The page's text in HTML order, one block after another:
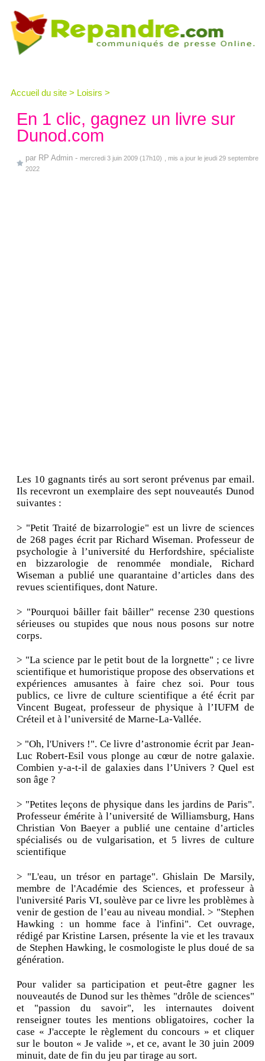
Accueil du site > Loisirs >
En 1 clic, gagnez un livre sur
Dunod.com
par RP Admin - mercredi 3 juin 2009 (17h10)
, mis a jour le jeudi 29 septembre
2022
Les 10 gagnants tirés au sort seront prévenus par email.
Ils recevront un exemplaire des sept nouveautés Dunod
suivantes :
> "Petit Traité de bizarrologie" est un livre de sciences
de 268 pages écrit par Richard Wiseman. Professeur de
psychologie à l’université du Herfordshire, spécialiste
en bizzarologie de renommée mondiale, Richard
Wiseman a publié une quarantaine d’articles dans des
revues scientifiques, dont Nature.
> "Pourquoi bâiller fait bâiller" recense 230 questions
sérieuses ou stupides que nous nous posons sur notre
corps.
> "La science par le petit bout de la lorgnette" ; ce livre
scientifique et humoristique propose des observations et
expériences amusantes à faire chez soi. Pour tous
publics, ce livre de culture scientifique a été écrit par
Vincent Bugeat, professeur de physique à l’IUFM de
Créteil et à l’université de Marne-La-Vallée.
> "Oh, l'Univers !". Ce livre d’astronomie écrit par Jean-
Luc Robert-Esil vous plonge au cœur de notre galaxie.
Combien y-a-t-il de galaxies dans l’Univers ? Quel est
son âge ?
> "Petites leçons de physique dans les jardins de Paris".
Professeur émérite à l’université de Williamsburg, Hans
Christian Von Baeyer a publié une centaine d’articles
spécialisés ou de vulgarisation, et 5 livres de culture
scientifique
> "L'eau, un trésor en partage". Ghislain De Marsily,
membre de l'Académie des Sciences, et professeur à
l'université Paris VI, soulève par ce livre les problèmes à
venir de gestion de l’eau au niveau mondial. > "Stephen
Hawking : un homme face à l'infini". Cet ouvrage,
rédigé par Kristine Larsen, présente la vie et les travaux
de Stephen Hawking, le cosmologiste le plus doué de sa
génération.
Pour valider sa participation et peut-être gagner les
nouveautés de Dunod sur les thèmes "drôle de sciences"
et "passion du savoir", les internautes doivent
renseigner toutes les mentions obligatoires, cocher la
case « J'accepte le règlement du concours » et cliquer
sur le bouton « Je valide », et ce, avant le 30 juin 2009
minuit, date de fin du jeu par tirage au sort.